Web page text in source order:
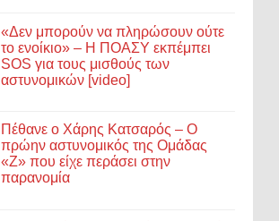
«Δεν μπορούν να πληρώσουν ούτε
το ενοίκιο» – Η ΠΟΑΣΥ εκπέμπει
SOS για τους μισθούς των
αστυνομικών [video]
Πέθανε ο Χάρης Κατσαρός – Ο
πρώην αστυνομικός της Ομάδας
«Ζ» που είχε περάσει στην
παρανομία